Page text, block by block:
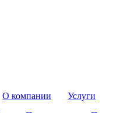
О компании
Услуги